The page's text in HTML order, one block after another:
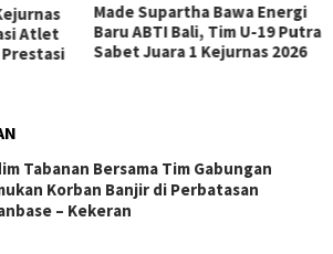
Energi
Putra
2026
GOW Bangli Sosialisasikan
Pencegahan Bullying di SMPN
1 Kintamani
Tabanan Bersama Tim Gabungan
Korban Banjir di Perbatasan
– Kekeran